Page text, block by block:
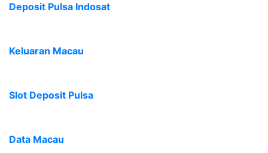
Deposit Pulsa Indosat
Keluaran Macau
Slot Deposit Pulsa
Data Macau